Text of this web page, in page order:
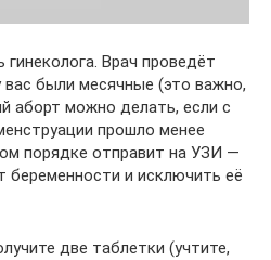
Врач проведёт
были месячные (это важно,
аборт можно делать, если с
прошло менее
порядке отправит на УЗИ —
и исключить её
две таблетки (учтите,